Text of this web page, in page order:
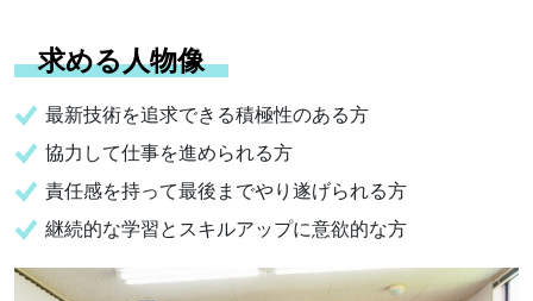
求める人物像
最新技術を追求できる積極性のある方
協力して仕事を進められる方
責任感を持って最後までやり遂げられる方
継続的な学習とスキルアップに意欲的な方